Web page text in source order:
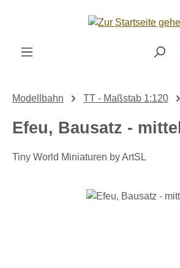
Zum Hauptinhalt springen
Modellbahn TT - Maßstab 1:120
Efeu, Bausatz - mittel
Tiny World Miniaturen by ArtSL
Bildergalerie überspringen